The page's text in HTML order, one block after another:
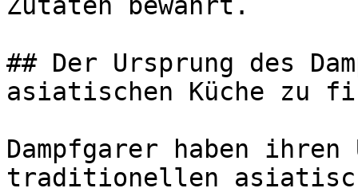
## Der Ursprung des
asiatischen Küche zu
Dampfgarer haben
traditionellen